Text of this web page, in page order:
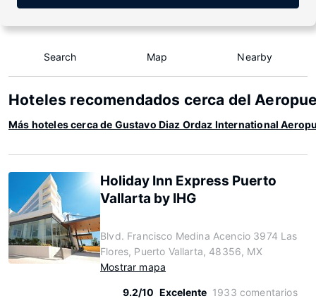
Search Map Nearby
Hoteles recomendados cerca del
Más hoteles cerca de Gustavo Diaz Ordaz International
Holiday Inn Express Puerto
Vallarta by IHG
Blvd. Francisco Medina Acencio 3974 Las
Flores, Puerto Vallarta, 48356, MX
Mostrar mapa
9.2/10 Excelente 1933 comentarios